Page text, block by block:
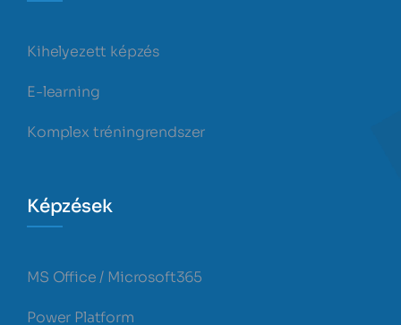
Kihelyezett képzés
E-learning
Komplex tréningrendszer
Képzések
MS Office / Microsoft365
Power Platform